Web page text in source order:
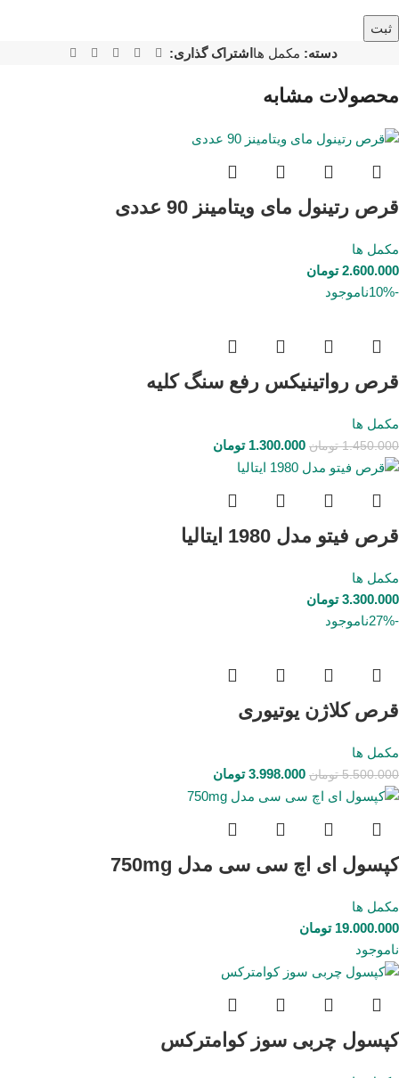
دسته: مکمل ها اشتراک گذاری:
محصولات مشابه
قرص رتینول مای ویتامینز 90 عددی
مکمل ها
2.600.000 تومان
-10%
ناموجود
قرص رواتینیکس رفع سنگ کلیه
مکمل ها
1.450.000 تومان 1.300.000 تومان
قرص فیتو مدل 1980 ایتالیا
مکمل ها
3.300.000 تومان
-27%
ناموجود
قرص کلاژن یوتیوری
مکمل ها
5.500.000 تومان 3.998.000 تومان
کپسول ای اچ سی سی مدل 750mg
مکمل ها
19.000.000 تومان
ناموجود
کپسول چربی سوز کوامترکس